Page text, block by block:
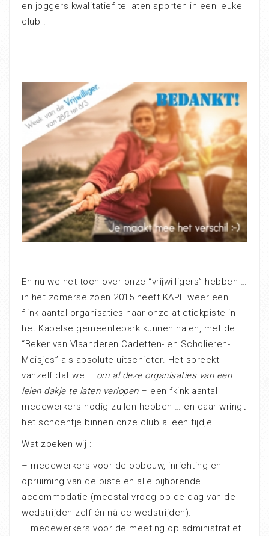
en joggers kwalitatief te laten sporten in een leuke
club !
En nu we het toch over onze “vrijwilligers” hebben …
in het zomerseizoen 2015 heeft KAPE weer een
flink aantal organisaties naar onze atletiekpiste in
het Kapelse gemeentepark kunnen halen, met de
“Beker van Vlaanderen Cadetten- en Scholieren-
Meisjes” als absolute uitschieter. Het spreekt
vanzelf dat we – om al deze organisaties van een
leien dakje te laten verlopen– een fkink aantal
medewerkers nodig zullen hebben … en daar wringt
het schoentje binnen onze club al een tijdje.
Wat zoeken wij :
– medewerkers voor de opbouw, inrichting en
opruiming van de piste en alle bijhorende
accommodatie (meestal vroeg op de dag van de
wedstrijden zelf én nà de wedstrijden).
– medewerkers voor de meeting op administratief